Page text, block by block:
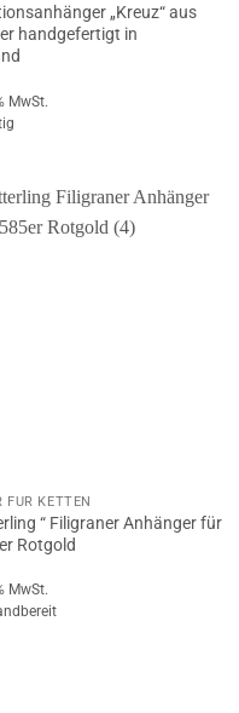
„Kreuz“ aus
handgefertigt in
MwSt.
FÜR KETTEN
“ Filigraner Anhänger für
Rotgold
MwSt.